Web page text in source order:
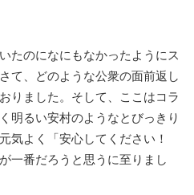
たのになにもなかったようにス
て、どのような公衆の面前返し
りました。そして、ここはコラ
明るい安村のようなとびっきり
気よく「安心してください！
一番だろうと思うに至りまし